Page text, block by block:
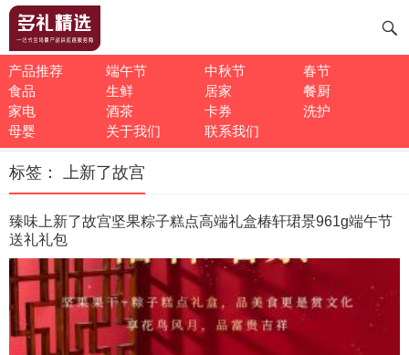
产品推荐 端午节 中秋节
春节
食品
生鲜 居家
餐厨
家电
酒茶 卡券
洗护
母婴
关于我们 联系我们
标签： 上新了故宫
臻味上新了故宫坚果粽子糕点高端礼盒椿轩珺景961g端午节
送礼礼包